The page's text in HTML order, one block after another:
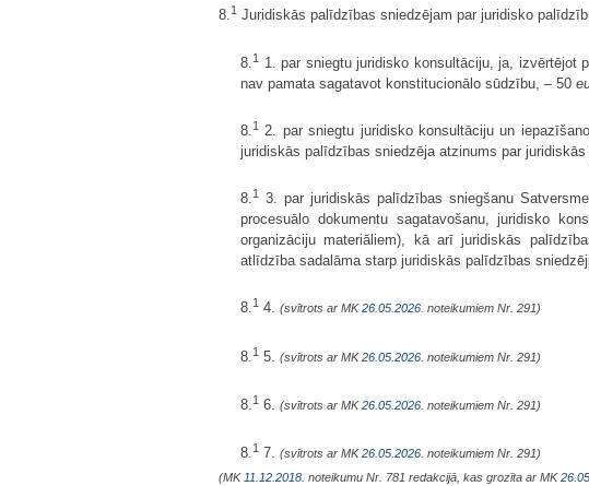
8.1 Juridiskās palīdzības sniedzējam par juridisko
8. 1
1. par sniegtu juridisko konsultāciju, ja, izvērtējot
nav pamata sagatavot konstitucionālo sūdzību, – 50
8.1 2. par sniegtu juridisko konsultāciju un
juridiskās palīdzības sniedzēja atzinums par
8.1
3. par juridiskās palīdzības sniegšanu
procesuālo dokumentu sagatavošanu, juridisko
organizāciju materiāliem), kā arī juridiskās
atlīdzība sadalāma starp juridiskās palīdzības
8.1 4. (svītrots ar MK26.05.2026. noteikumiem Nr. 291)
8.1 5. (svītrots ar MK26.05.2026. noteikumiem Nr. 291)
8.1 6. (svītrots ar MK26.05.2026. noteikumiem Nr. 291)
8.1 7. (svītrots ar MK26.05.2026. noteikumiem Nr. 291)
(MK 11.12.2018. noteikumu Nr. 781 redakcijā, kas grozīta ar MK